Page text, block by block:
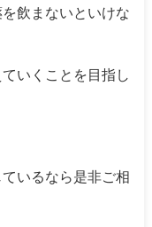
飲まないといけな
いくことを目指し
いるなら是非ご相